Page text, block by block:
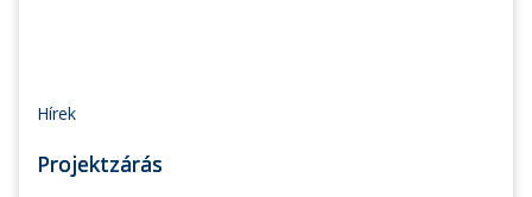
Hírek
Projektzárás